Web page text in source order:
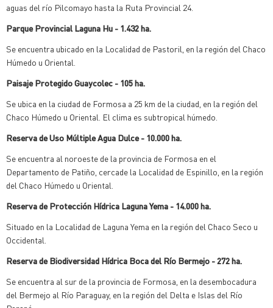
aguas del río Pilcomayo hasta la Ruta Provincial 24.
Parque Provincial Laguna Hu - 1.432 ha.
Se encuentra ubicado en la Localidad de Pastoril, en la región del Chaco
Húmedo u Oriental.
Paisaje Protegido Guaycolec - 105 ha.
Se ubica en la ciudad de Formosa a 25 km de la ciudad, en la región del
Chaco Húmedo u Oriental. El clima es subtropical húmedo.
Reserva de Uso Múltiple Agua Dulce - 10.000 ha.
Se encuentra al noroeste de la provincia de Formosa en el
Departamento de Patiño, cercade la Localidad de Espinillo, en la región
del Chaco Húmedo u Oriental.
Reserva de Protección Hídrica Laguna Yema - 14.000 ha.
Situado en la Localidad de Laguna Yema en la región del Chaco Seco u
Occidental.
Reserva de Biodiversidad Hídrica Boca del Río Bermejo - 272 ha.
Se encuentra al sur de la provincia de Formosa, en la desembocadura
del Bermejo al Río Paraguay, en la región del Delta e Islas del Río